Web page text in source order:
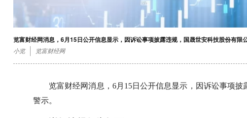
览富财经网消息，6月15日公开信息显示，因诉讼事项披露违规，国晟世安科技股份有限
小览 览富财经网
览富财经网消息，6月15日公开信息显示，因诉讼事项
警示。